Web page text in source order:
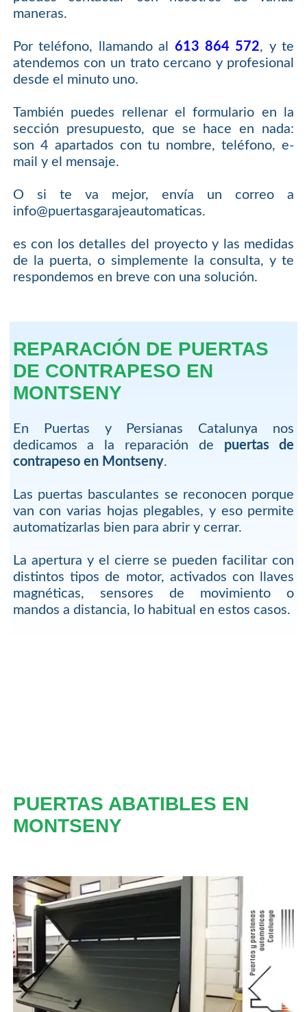
maneras.
Por teléfono, llamando al 613 864 572, y te
atendemos con un trato cercano y profesional
desde el minuto uno.
También puedes rellenar el formulario en la
sección presupuesto, que se hace en nada:
son 4 apartados con tu nombre, teléfono, e-
mail y el mensaje.
O si te va mejor, envía un correo a
info@puertasgarajeautomaticas.
es con los detalles del proyecto y las medidas
de la puerta, o simplemente la consulta, y te
respondemos en breve con una solución.
REPARACIÓN DE PUERTAS
DE CONTRAPESO EN
MONTSENY
En Puertas y Persianas Catalunya nos
dedicamos a la reparación de puertas de
contrapeso en Montseny.
Las puertas basculantes se reconocen porque
van con varias hojas plegables, y eso permite
automatizarlas bien para abrir y cerrar.
La apertura y el cierre se pueden facilitar con
distintos tipos de motor, activados con llaves
magnéticas, sensores de movimiento o
mandos a distancia, lo habitual en estos casos.
PUERTAS ABATIBLES EN
MONTSENY